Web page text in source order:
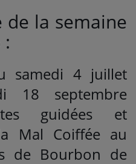
la semaine
samedi 4 juillet
18 septembre
guidées et
Mal Coiffée au
de Bourbon de